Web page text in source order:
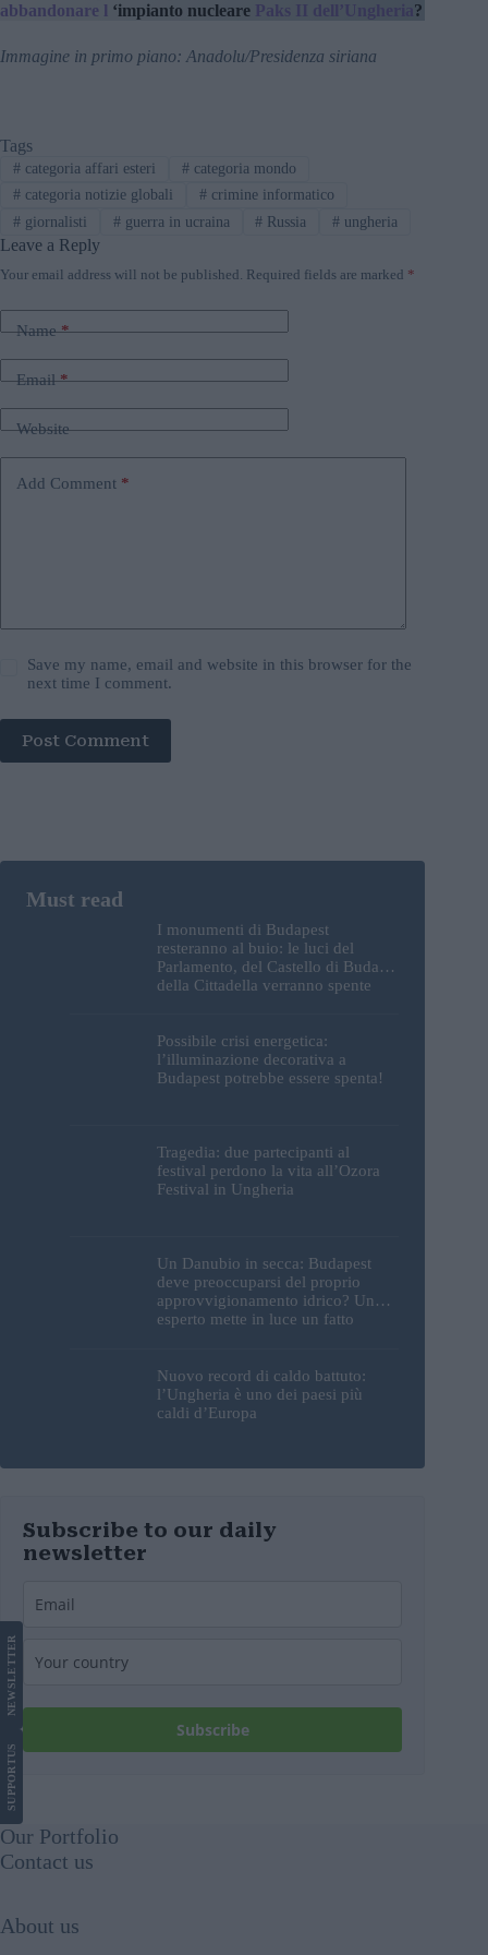
abbandonare l ‘impianto nucleare Paks II dell’Ungheria ?
Immagine in primo piano: Anadolu/Presidenza siriana
Tags
#categoria affari esteri #categoria mondo
#categoria notizie globali #crimine informatico
#giornalisti #guerra in ucraina # Russia # ungheria
Leave a Reply
Your email address will not be published. Required fields are marked *
Name*
Email*
Website
Add Comment *
Save my name, email and website in this browser for the
next time I comment.
Post Comment
I monumenti di Budapest
resteranno al buio: le luci del
Parlamento, del Castello di Buda e
della Cittadella verranno spente
Possibile crisi energetica:
l’illuminazione decorativa a
Budapest potrebbe essere spenta!
Tragedia: due partecipanti al
festival perdono la vita all’Ozora
Festival in Ungheria
Un Danubio in secca: Budapest
deve preoccuparsi del proprio
approvvigionamento idrico? Un
esperto mette in luce un fatto
Nuovo record di caldo battuto:
l’Ungheria è uno dei paesi più
caldi d’Europa
Subscribe to our daily
newsletter
Subscribe
SUPPORT
US
NEWS
LETTER
Our Portfolio
Contact us
About us